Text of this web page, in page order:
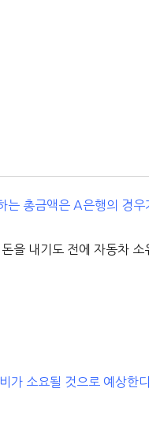
는 총금액은 A은행의 경우
을 내기도 전에 자동차 소
가 소요될 것으로 예상한